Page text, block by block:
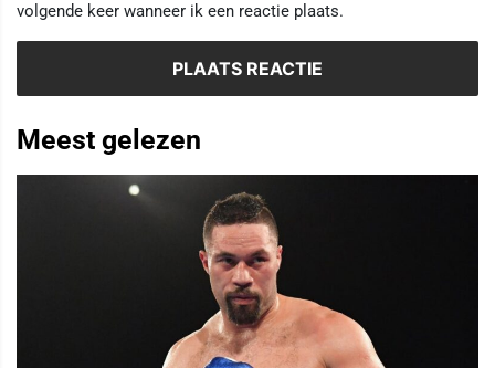
volgende keer wanneer ik een reactie plaats.
Meest gelezen